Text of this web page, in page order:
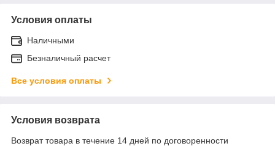
Условия оплаты
Наличными
Безналичный расчет
Все условия оплаты
Условия возврата
Возврат товара в течение 14 дней по договоренности